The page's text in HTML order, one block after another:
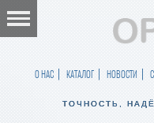
О НАС КАТАЛОГ НОВОСТИ
ТОЧНОСТЬ,